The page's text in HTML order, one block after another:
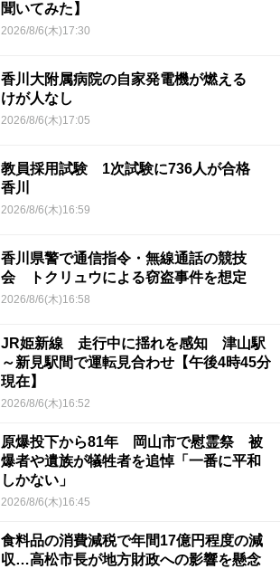
聞いてみた】
2026/8/6(木)17:30
香川大附属病院の自家発電機が燃える
けが人なし
2026/8/6(木)17:05
教員採用試験 1次試験に736人が合格
香川
2026/8/6(木)16:59
香川県警で通信指令・無線通話の競技
会 トクリュウによる窃盗事件を想定
2026/8/6(木)16:58
JR姫新線 走行中に揺れを感知 津山駅
～新見駅間で運転見合わせ【午後4時45分
現在】
2026/8/6(木)16:52
原爆投下から81年 岡山市で慰霊祭 被
爆者や遺族が犠牲者を追悼「一番に平和
しかない」
2026/8/6(木)16:45
食料品の消費減税で年間17億円程度の減
収…高松市長が地方財政への影響を懸念